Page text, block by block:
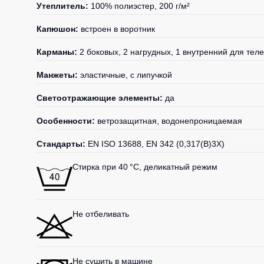
Утеплитель: 100% полиэстер, 200 г/м²
Капюшон: встроен в воротник
Карманы: 2 боковых, 2 нагрудных, 1 внутренний для
Манжеты: эластичные, с липучкой
Светоотражающие элементы: да
Особенности: ветрозащитная, водонепроницаемая
Стандарты: EN ISO 13688, EN 342 (0,317(B)3X)
Стирка при 40 °C, деликатный режим
Не отбеливать
Не сушить в машине